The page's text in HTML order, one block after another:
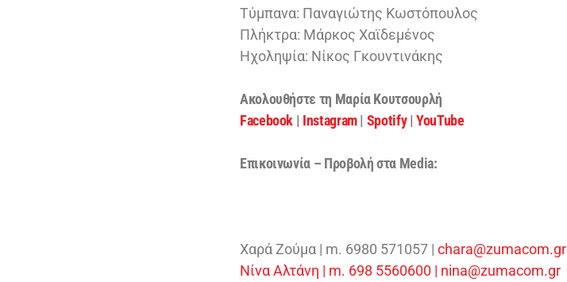
Τύμπανα: Παναγιώτης Κωστόπουλος
Πλήκτρα: Μάρκος Χαϊδεμένος
Ηχοληψία: Νίκος Γκουντινάκης
Aκολουθήστε τη Μαρία Κουτσουρλή
Facebook | Instagram| Spotify|YouTube
Επικοινωνία – Προβολή στα Μedia:
Χαρά Ζούμα | m. 6980 571057 | chara@zumacom.gr
Νίνα Αλτάνη | m. 698 5560600 | nina@zumacom.gr